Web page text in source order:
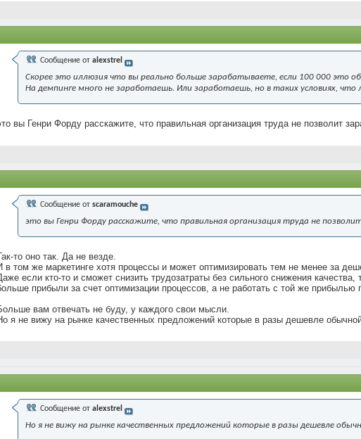
Сообщение от alexstrel
Скорее это иллюзия что вы реально больше зарабатываете, если 100 000 это
На демпинге много не заработаешь. Или заработаешь, но в таких условиях, что
вы Генри Форду расскажите, что правильная организация труда не позволит
Сообщение от scaramouche
это вы Генри Форду расскажите, что правильная организация труда не
то оно так. Да не везде.
в том же маркетинге хотя процессы и может оптимизировать тем не менее за
если кто-то и сможет снизить трудозатраты без сильного снижения
прибыли за счет оптимизации процессов, а не работать с той же прибылью
вам отвечать не буду, у каждого свои мысли.
я не вижу на рынке качественных предложений которые в разы дешевле
Сообщение от alexstrel
Но я не вижу на рынке качественных предложений которые в разы дешевле